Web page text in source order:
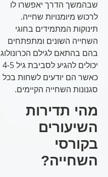
שבהמשך הדרך יאפשרו לו
לרכוש מיומנויות שחייה.
תינוקות המתמידים בחוגי
השחייה השונים ומתפתחים
בהם בהתאם לגילם הכרונולוגי
יכולים להגיע לסביבת גיל 4-5
כאשר הם יודעים לשחות בכל
סגנונות השחייה הקיימים.
מהי תדירות
השיעורים
בקורסי
השחייה?